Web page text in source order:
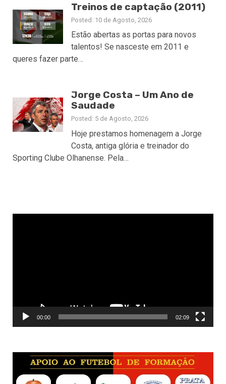
Treinos de captação (2011)
Posted: 10 de Agosto, 2026
Estão abertas as portas para novos
talentos! Se nasceste em 2011 e
queres fazer parte…
Jorge Costa – Um Ano de
Saudade
Posted: 5 de Agosto, 2026
Hoje prestamos homenagem a Jorge
Costa, antiga glória e treinador do
Sporting Clube Olhanense. Pela…
00:00 02:09